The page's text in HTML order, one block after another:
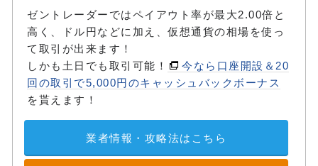
ゼントレーダーではペイアウト率が最大2.00倍と
高く、ドル円などに加え、仮想通貨の相場を使っ
て取引が出来ます！
しかも土日でも取引可能！
今なら口座開設＆20
回の取引で5,000円のキャッシュバックボーナス
を貰えます！
業者情報・攻略法はこちら